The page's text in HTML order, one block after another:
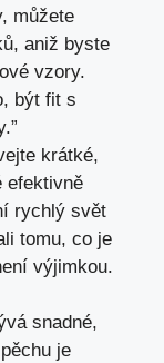
můžete
aniž byste
vzory.
být fit s
krátké,
efektivně
rychlý svět
tomu, co je
výjimkou.
snadné,
je